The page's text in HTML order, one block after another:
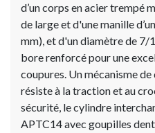
d’un corps en acier trempé
de large et d'une manille
mm), et d'un diamètre de 7/
bore renforcé pour une
coupures. Un mécanisme
résiste à la traction et au
sécurité, le cylindre
APTC14 avec goupilles